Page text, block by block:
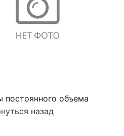
постоянного объема
назад